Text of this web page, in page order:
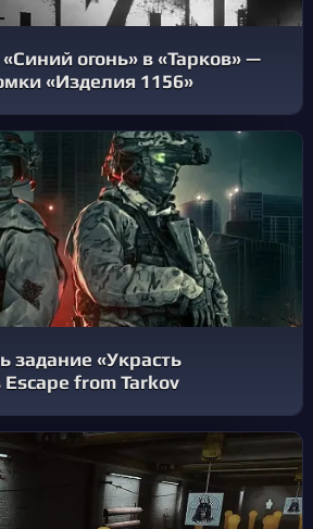
«Синий огонь» в «Тарков» —
«Изделия 1156»
задание «Украсть
from Tarkov